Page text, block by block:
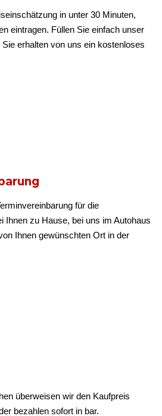
in unter 30 Minuten,
eintragen. Füllen Sie einfach unser
erhalten von uns ein kostenloses
für die
Ihnen zu Hause, bei uns im Autohaus
Ihnen gewünschten Ort in der
überweisen wir den Kaufpreis
bezahlen sofort in bar.